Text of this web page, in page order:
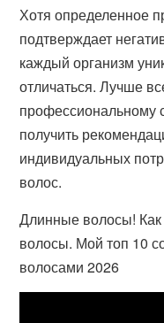
Хотя определенное
подтверждает
каждый организм
отличаться. Лучше
профессиональному
получить
индивидуальных
волос.
Длинные волосы!
волосы. Мой топ 10
волосами 2026